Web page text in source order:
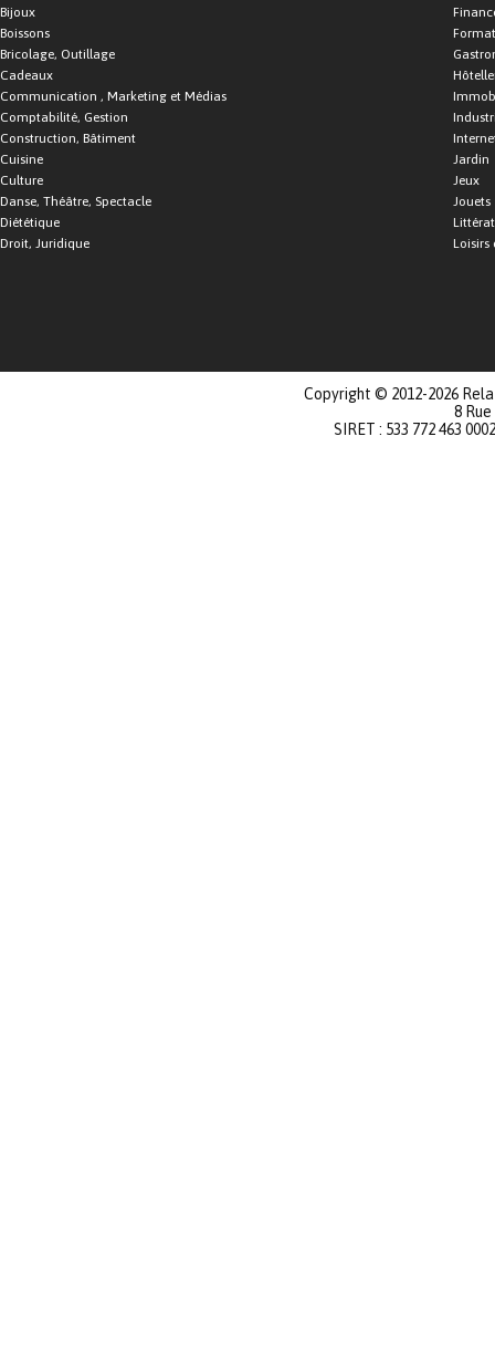
Bijoux
Boissons
Bricolage, Outillage
Cadeaux
Communication , Marketing et Médias
Comptabilité, Gestion
Construction, Bâtiment
Cuisine
Culture
Danse, Théâtre, Spectacle
Diététique
Droit, Juridique
Jardin
Jeux
Jouets
Loisirs
Copyright © 2012-2026
8
SIRET : 533 772 463